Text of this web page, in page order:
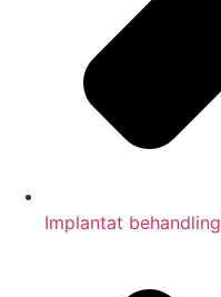
Implantat behandling